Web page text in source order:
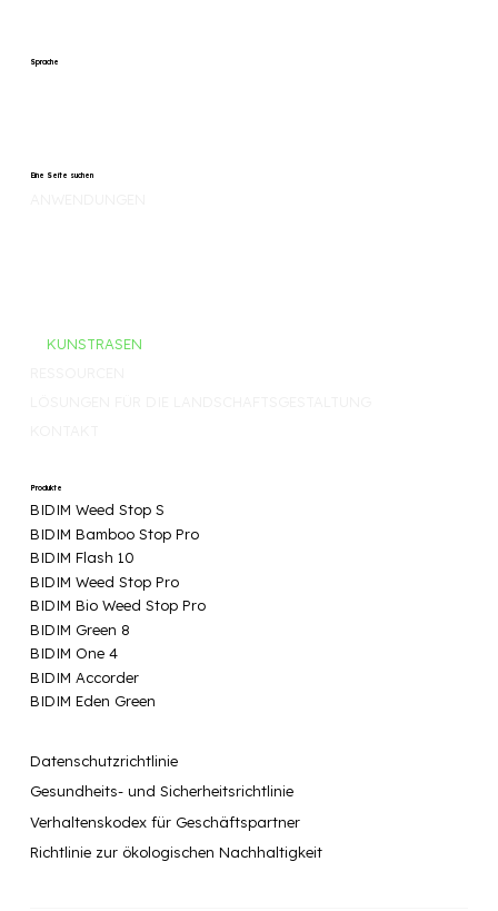
Eine Seite suchen
KUNSTRASEN
Produkte
BIDIM Weed Stop S
BIDIM Weed Stop Pro
BIDIM Bio Weed Stop Pro
BIDIM Bamboo Stop Pro
BIDIM Flash 10
BIDIM Green 8
BIDIM One 4
BIDIM Accorder
BIDIM Eden Green
Sprache
Datenschutzrichtlinie
Gesundheits- und Sicherheitsrichtlinie
Verhaltenskodex für Geschäftspartner
Richtlinie zur ökologischen Nachhaltigkeit